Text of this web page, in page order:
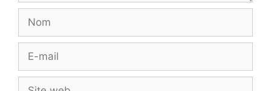
mail